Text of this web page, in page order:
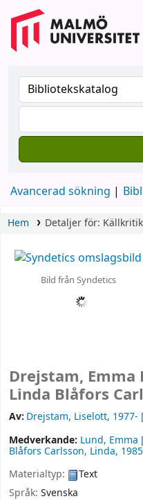
Avancerad sökning
Hem Detaljer för:
Bild från Syndetics
Drejstam,
Linda Blåfors
Av: Drejstam, Liselott, 1977-
Medverkande: Lund, Emma
Blåfors Carlsson, Linda,
Materialtyp:
Text
Språk: Svenska